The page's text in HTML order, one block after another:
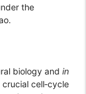
the
biology and in
cell‐cycle